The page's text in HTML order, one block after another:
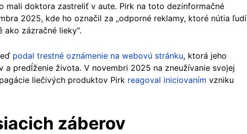
mali doktora zastreliť v aute. Pirk na toto dezinformačné
2025, kde ho označil za „odporné reklamy, ktoré nútia ľudí
zázračné lieky“.
podal trestné oznámenie na webovú stránku, ktorá jeho
predĺženie života. V novembri 2025 na zneužívanie svojej
liečivých produktov Pirk reagoval iniciovaním vzniku
záberov